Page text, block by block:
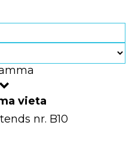
vieta
nr. B10